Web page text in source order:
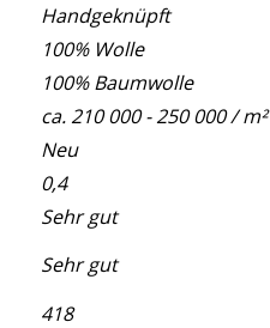
Handgeknüpft
100% Wolle
100% Baumwolle
ca. 210 000 - 250 000 / m²
Neu
0,4
Sehr gut
Sehr gut
418